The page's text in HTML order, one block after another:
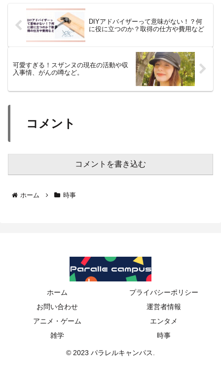
DIYアドバイザーって意味がない！？何
に役に立つのか？取得の仕方や費用など
可愛すぎる！スザンヌの現在の活動や収
入事情、がんの噂など。
コメント
コメントを書き込む
ホーム 時事
ホーム
プライバシーポリシー
お問い合わせ
運営者情報
アニメ・ゲーム
エンタメ
雑学
時事
© 2023 パラレルキャンパス.